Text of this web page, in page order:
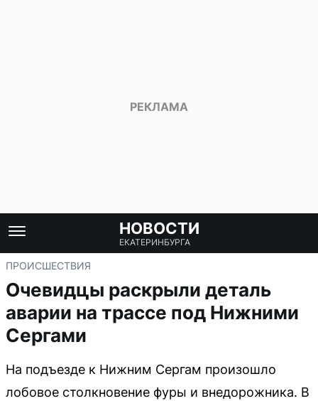
НОВОСТИ
ЕКАТЕРИНБУРГА
ПРОИСШЕСТВИЯ
Очевидцы раскрыли деталь
аварии на трассе под Нижними
Сергами
На подъезде к Нижним Сергам произошло
лобовое столкновение фуры и внедорожника. В